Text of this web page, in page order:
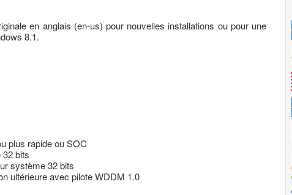
en anglais (en-us) pour nouvelles installations ou pour une
8.1.
plus rapide ou SOC
bits
système 32 bits
ultérieure avec pilote WDDM 1.0